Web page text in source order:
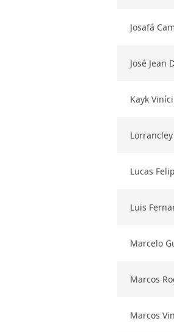
Josafá
José Jean
Kayk
Lucas
Luis
Marcelo
Marcos
Marcos